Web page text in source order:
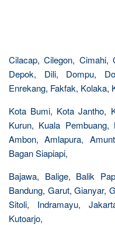
Cilacap, Cilegon, Cimahi,
Depok, Dili, Dompu,
Enrekang, Fakfak, Kolaka,
Kota Bumi, Kota Jantho,
Kurun, Kuala Pembuang,
Ambon, Amlapura,
Bagan Siapiapi,
Bajawa, Balige, Balik
Bandung, Garut, Gianyar,
Sitoli, Indramayu,
Kutoarjo,